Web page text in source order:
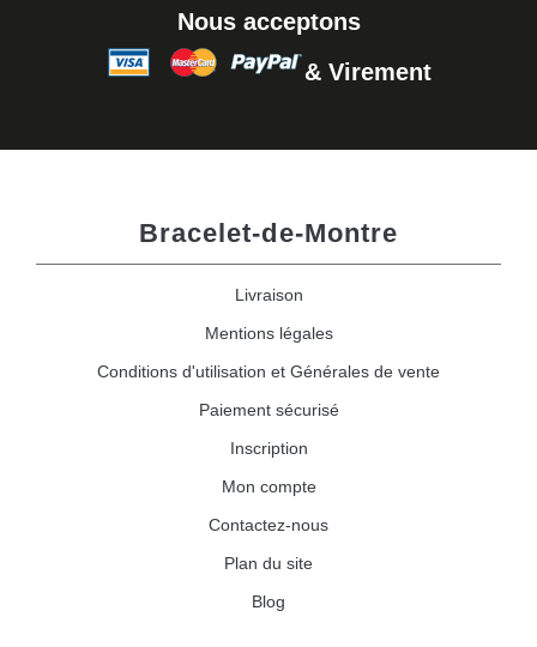
Nous acceptons
& Virement
Bracelet-de-Montre
Livraison
Mentions légales
Conditions d'utilisation et Générales de vente
Paiement sécurisé
Inscription
Mon compte
Contactez-nous
Plan du site
Blog